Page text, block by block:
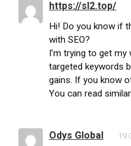
https://sl2.top/
Hi! Do you know if
with SEO?
I’m trying to get
targeted keywords
gains. If you know
You can read
Odys Global